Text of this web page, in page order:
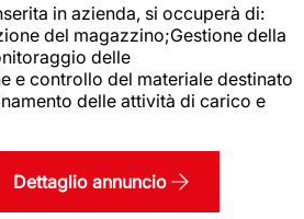
in azienda, si occuperà di:
del magazzino;Gestione della
delle
e controllo del materiale destinato
delle attività di carico e
Dettaglio annuncio